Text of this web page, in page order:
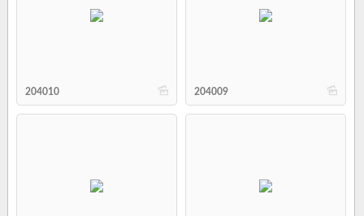
b
204010 b
204009